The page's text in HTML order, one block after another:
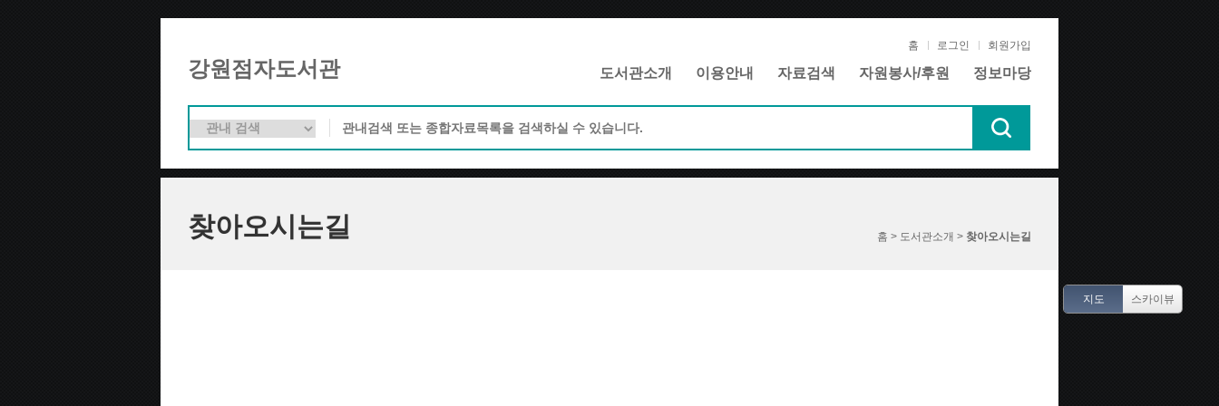
강원점자도서관
홈 로그인 회원가입
도서관소개 이용안내 자료검색 자원봉사/후원 정보마당
찾아오시는길 홈 > 도서관소개 > 찾아오시는길
지도 스카이뷰